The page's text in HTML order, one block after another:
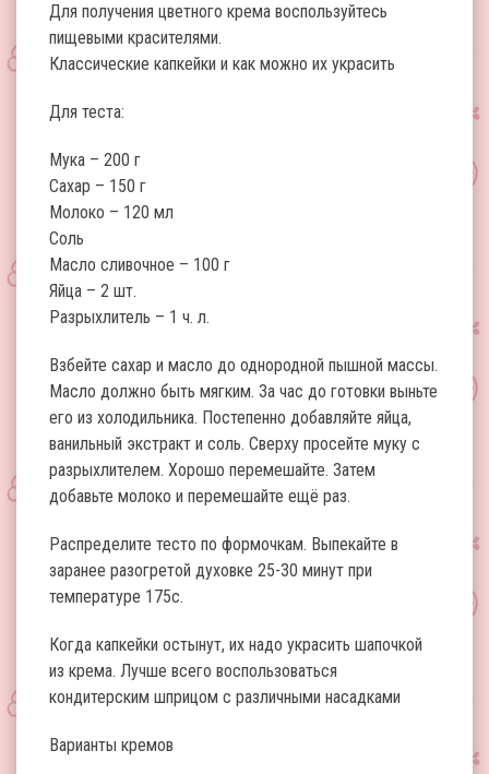
Для получения цветного крема воспользуйтесь
пищевыми красителями.
Классические капкейки и как можно их украсить
Для теста:
Мука – 200 г
Сахар – 150 г
Молоко – 120 мл
Соль
Масло сливочное – 100 г
Яйца – 2 шт.
Разрыхлитель – 1 ч. л.
Взбейте сахар и масло до однородной пышной массы.
Масло должно быть мягким. За час до готовки выньте
его из холодильника. Постепенно добавляйте яйца,
ванильный экстракт и соль. Сверху просейте муку с
разрыхлителем. Хорошо перемешайте. Затем
добавьте молоко и перемешайте ещё раз.
Распределите тесто по формочкам. Выпекайте в
заранее разогретой духовке 25-30 минут при
температуре 175с.
Когда капкейки остынут, их надо украсить шапочкой
из крема. Лучше всего воспользоваться
кондитерским шприцом с различными насадками
Варианты кремов